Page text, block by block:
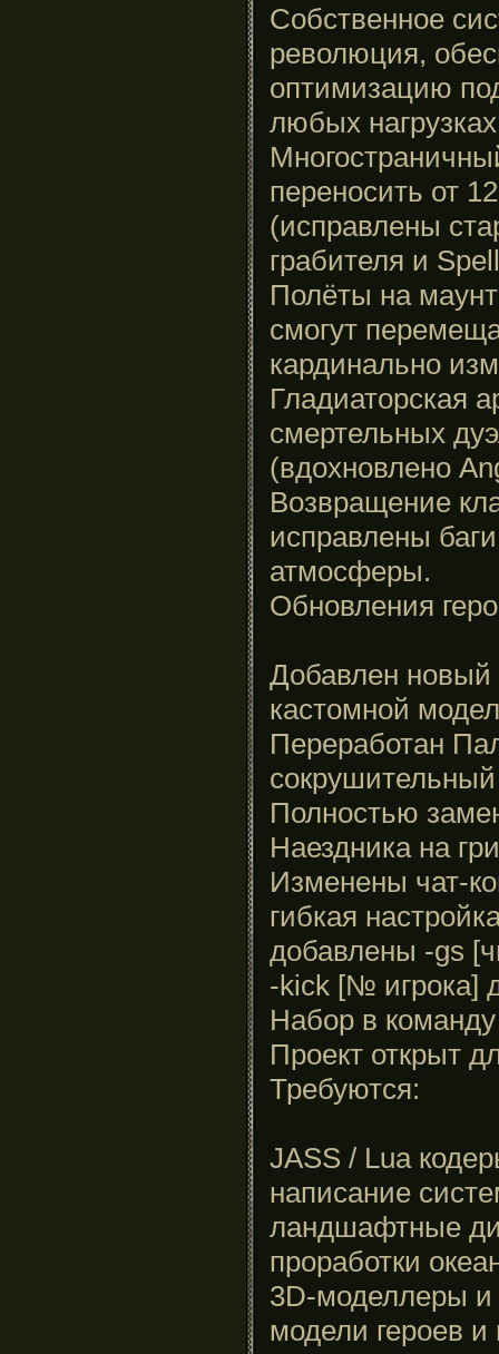
Собственное
революция,
оптимизацию
любых
переносить от
(исправлены
грабителя и
Полёты на
смогут
кардинально
Гладиаторская
смертельных
(вдохновлено
Возвращение
исправлены
атмосферы.
Обновления
Добавлен
кастомной
Переработан
Полностью
Наездника на
Изменены чат-
гибкая
добавлены -gs
-kick [№ игрока]
Набор в
Проект открыт
Требуются:
JASS / Lua
написание
ландшафтные
проработки
3D-моделлеры и
модели героев и